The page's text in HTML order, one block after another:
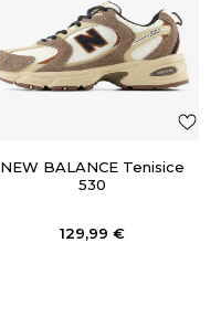
NEW BALANCE Tenisice
530
129,99 €